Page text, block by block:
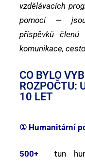
vzdělávacích
pomoci — jsou
příspěvků členů
komunikace,
CO BYLO
ROZPOČTU:
10 LET
① Humanitární
500+
tun